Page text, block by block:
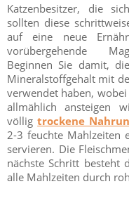
Katzenbesitzer, die
sollten diese
auf eine neue
vorübergehende
Beginnen Sie damit,
Mineralstoffgehalt mit
verwendet haben,
allmählich ansteigen
völligtrockene
2-3 feuchte Mahlzeiten
servieren. Die
nächste Schritt besteht
alle Mahlzeiten durch